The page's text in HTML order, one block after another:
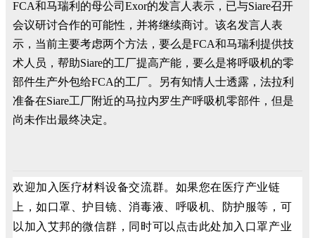
FCA和马瑞利的母公司Exor的发言人表示，已与Siare召开
会议研讨合作的可能性，并将继续商讨。该名发言人表
示，当前主要考虑两个方法，要么是FCA和马瑞利提供技
术人员，帮助Siare的工厂提高产能，要么是将呼吸机的零
部件生产外包给FCA的工厂。另有知情人士透露，法拉利
准备在Siare工厂附近的马拉内罗生产呼吸机零部件，但是
尚未作出最终决定。
欢迎加入医疗材料设备交流群。 如果您在医疗产业链
上，如口罩、护目镜、消毒液、呼吸机、防护服等，可
以加入艾邦的微信群，同时可以点击此处加入口罩产业